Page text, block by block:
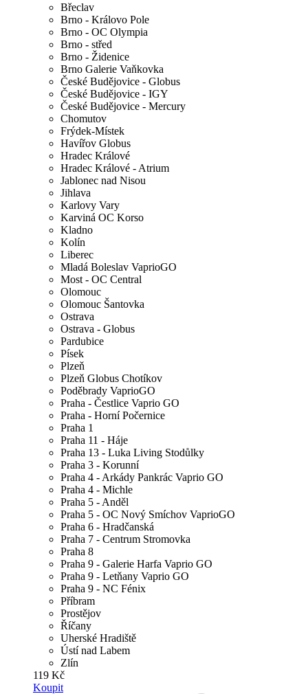
Břeclav
Brno - Královo Pole
Brno - OC Olympia
Brno - střed
Brno - Židenice
Brno Galerie Vaňkovka
České Budějovice - Globus
České Budějovice - IGY
České Budějovice - Mercury
Chomutov
Frýdek-Místek
Havířov Globus
Hradec Králové
Hradec Králové - Atrium
Jablonec nad Nisou
Jihlava
Karlovy Vary
Karviná OC Korso
Kladno
Kolín
Liberec
Mladá Boleslav VaprioGO
Most - OC Central
Olomouc
Olomouc Šantovka
Ostrava
Ostrava - Globus
Pardubice
Písek
Plzeň
Plzeň Globus Chotíkov
Poděbrady VaprioGO
Praha - Čestlice Vaprio GO
Praha - Horní Počernice
Praha 1
Praha 11 - Háje
Praha 13 - Luka Living Stodůlky
Praha 3 - Korunní
Praha 4 - Arkády Pankrác Vaprio GO
Praha 4 - Michle
Praha 5 - Anděl
Praha 5 - OC Nový Smíchov VaprioGO
Praha 6 - Hradčanská
Praha 7 - Centrum Stromovka
Praha 8
Praha 9 - Galerie Harfa Vaprio GO
Praha 9 - Letňany Vaprio GO
Praha 9 - NC Fénix
Příbram
Prostějov
Říčany
Uherské Hradiště
Ústí nad Labem
Zlín
119 Kč
Koupit